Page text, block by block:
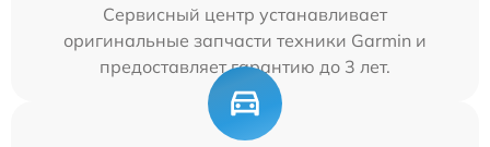
Сервисный центр устанавливает
оригинальные запчасти техники Garmin и
предоставляет гарантию до 3 лет.